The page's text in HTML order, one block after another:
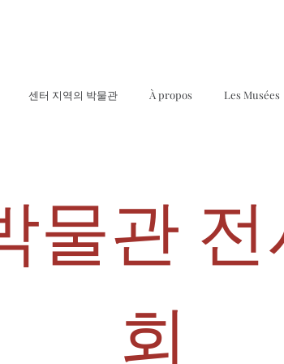
센터 지역의 박물관 À propos Les Musées
물관 전
회